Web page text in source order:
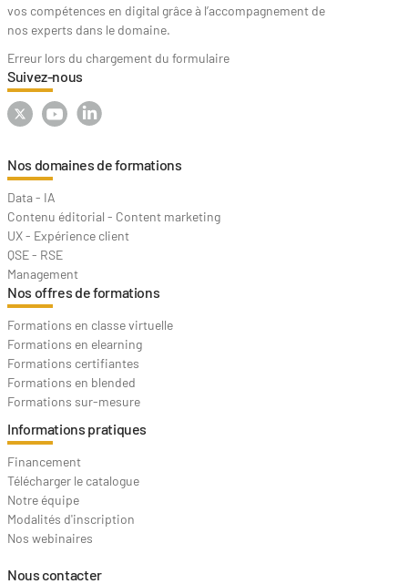
vos compétences en digital grâce à l’accompagnement de
nos experts dans le domaine.
Erreur lors du chargement du formulaire
Suivez-nous
Nos domaines de formations
Data - IA
Contenu éditorial - Content marketing
UX - Expérience client
QSE - RSE
Management
Nos offres de formations
Formations en classe virtuelle
Formations en elearning
Formations certifiantes
Formations en blended
Formations sur-mesure
Informations pratiques
Financement
Télécharger le catalogue
Notre équipe
Modalités d'inscription
Nos webinaires
Nous contacter